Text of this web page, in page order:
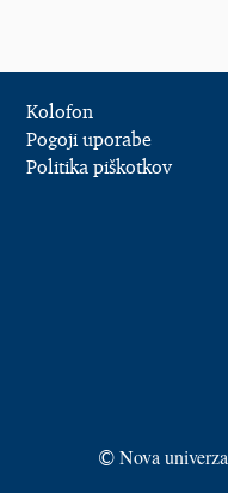
Kolofon
Pogoji uporabe
Politika piškotkov
© Nova univerza